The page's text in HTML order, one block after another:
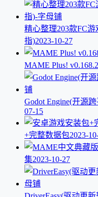
精心整理203款FC
指)2023-10-27
MAME Plus!
Godot Engine(开源
07-15
+完整数据包2023-
集2023-10-27